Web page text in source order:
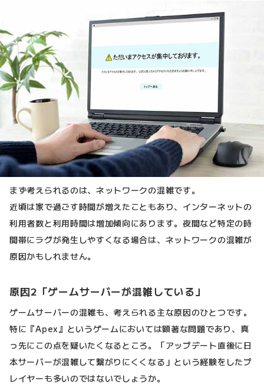
まず考えられるのは、ネットワークの混雑です。
近頃は家で過ごす時間が増えたこともあり、インターネットの
利用者数と利用時間は増加傾向にあります。夜間など特定の時
間帯にラグが発生しやすくなる場合は、ネットワークの混雑が
原因かもしれません。
原因2「ゲームサーバーが混雑している」
ゲームサーバーの混雑も、考えられる主な原因のひとつです。
特に『Apex』というゲームにおいては顕著な問題であり、真
っ先にこの点を疑いたくなるところ。「アップデート直後に日
本サーバーが混雑して繋がりにくくなる」という経験をしたプ
レイヤーも多いのではないでしょうか。